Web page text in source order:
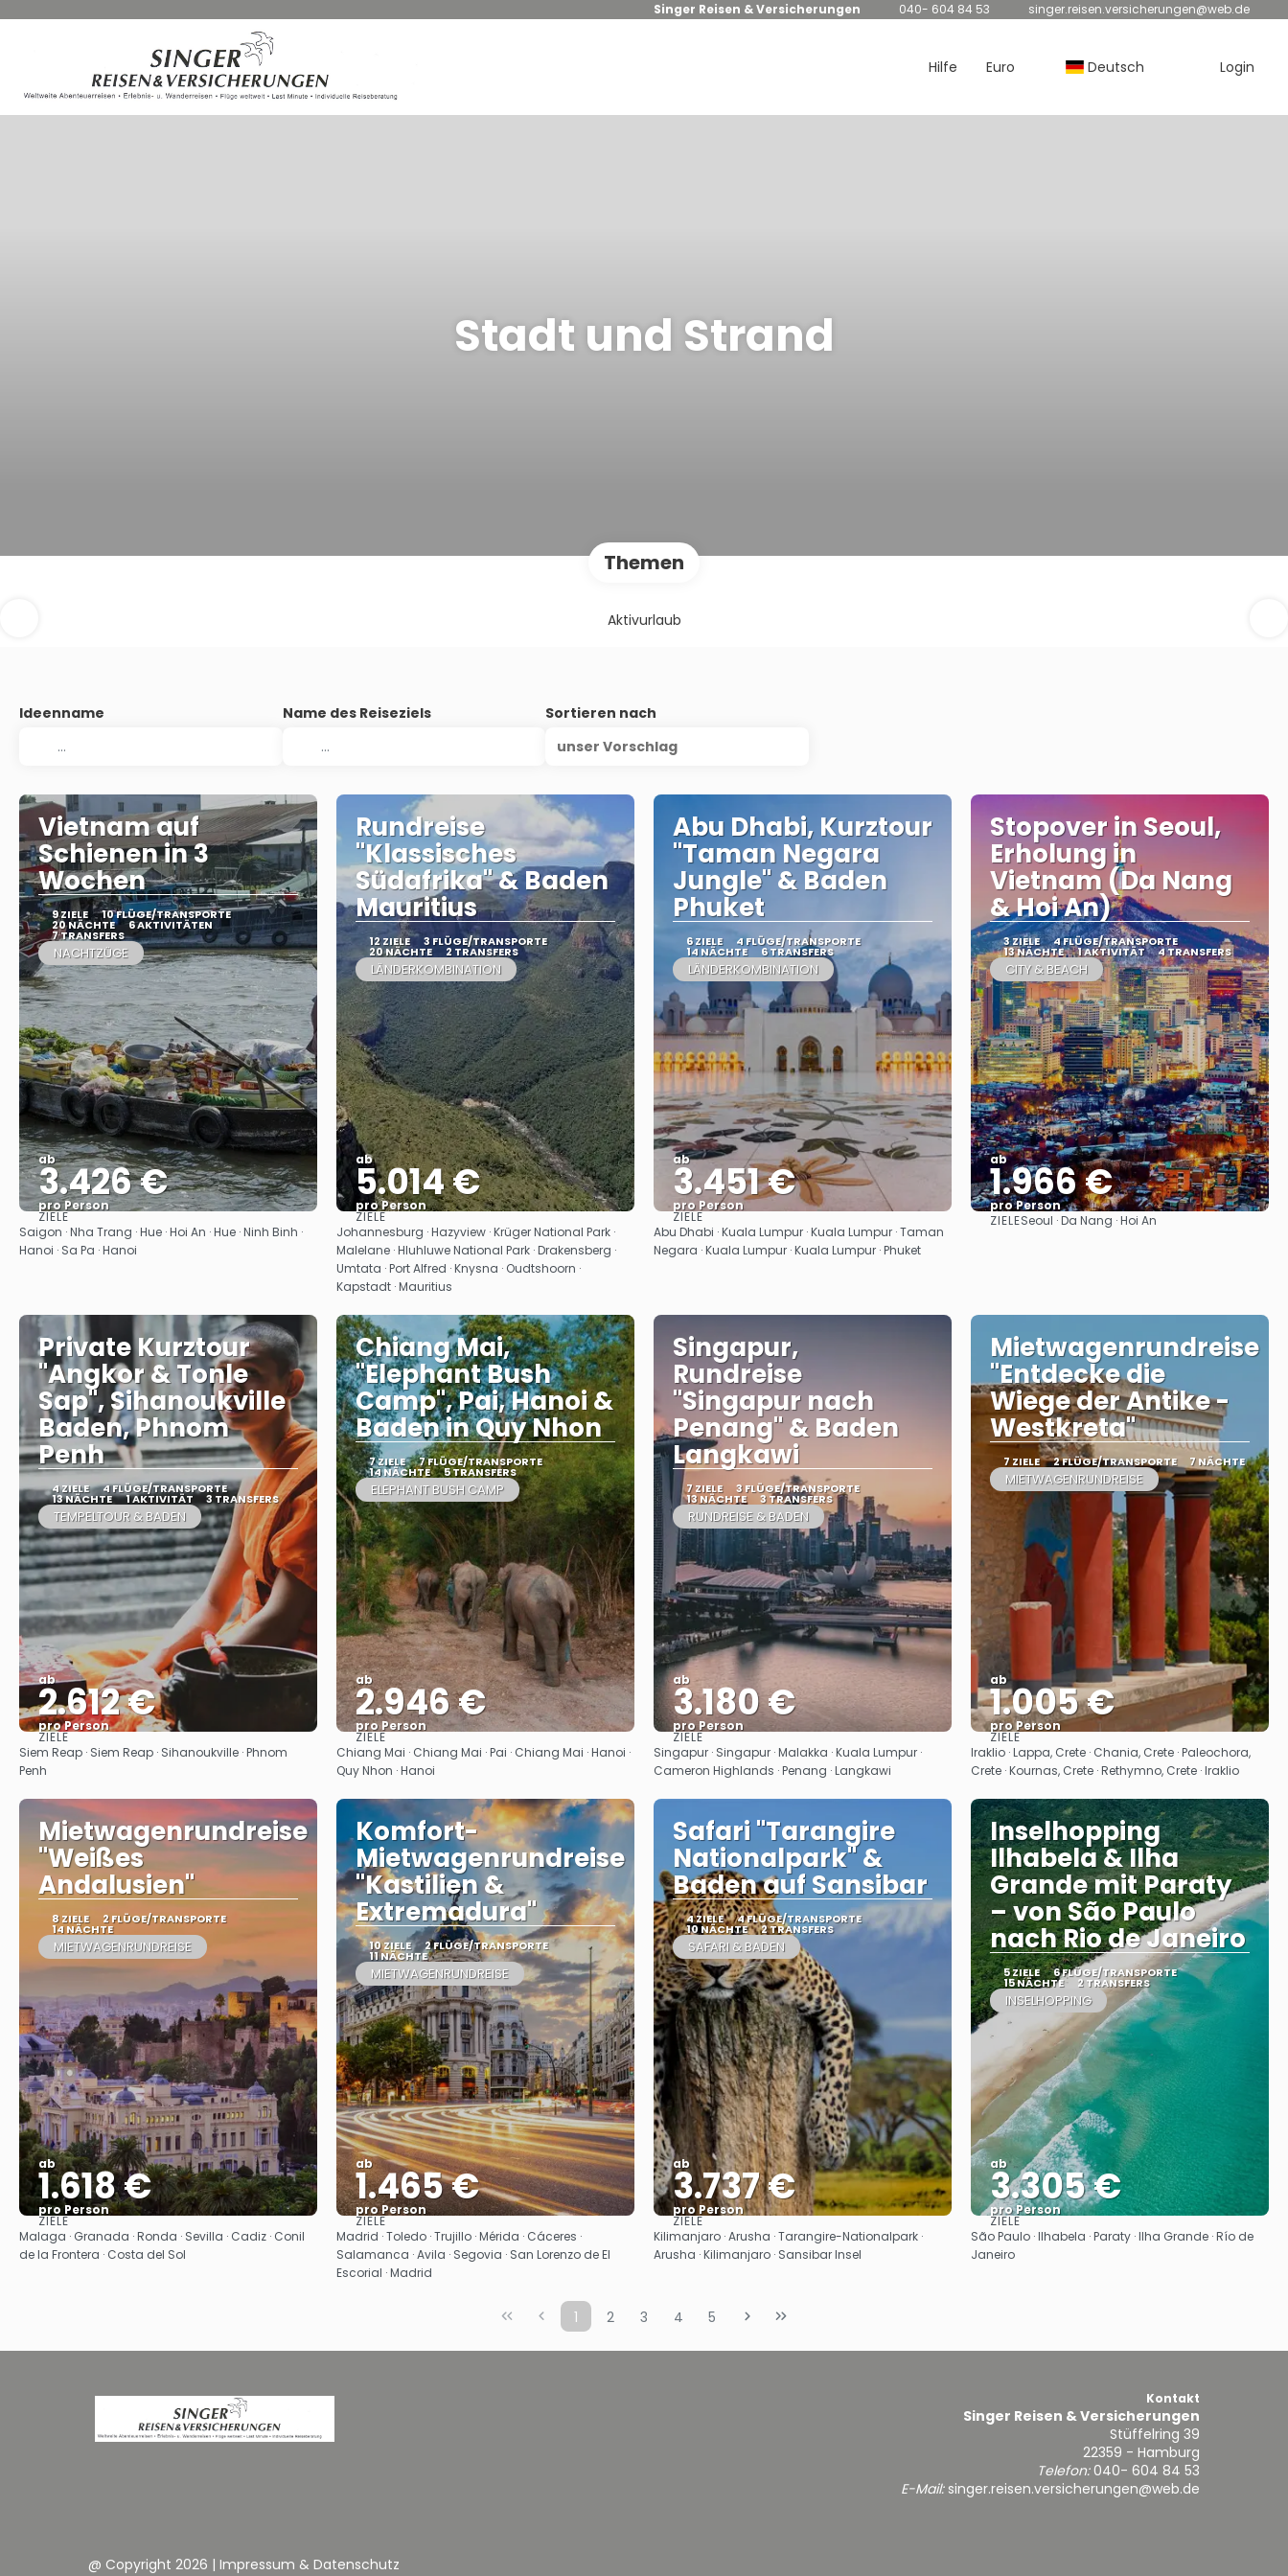
Singer Reisen & Versicherungen 040- 604 84 53 singer.reisen.versicherungen@web.de
Hilfe Euro Deutsch Login
Stadt und Strand
Themen
Aktivurlaub
Ideenname Name des Reiseziels
Sortieren nach
unser Vorschlag
Vietnam auf
Schienen in 3
Wochen
9 ZIELE 10 FLÜGE/TRANSPORTE
20 NÄCHTE 6 AKTIVITÄTEN
7 TRANSFERS
NACHTZÜGE
ab
3.426 €
pro Person
Sehen
ZIELE
Saigon · Nha Trang · Hue · Hoi An · Hue · Ninh Binh ·
Hanoi · Sa Pa · Hanoi
Rundreise
"Klassisches
Südafrika" & Baden
Mauritius
12 ZIELE 3 FLÜGE/TRANSPORTE
20 NÄCHTE 2 TRANSFERS
LÄNDERKOMBINATION
ab
5.014 €
pro Person
Sehen
ZIELE
Johannesburg · Hazyview · Krüger National Park ·
Malelane · Hluhluwe National Park · Drakensberg ·
Umtata · Port Alfred · Knysna · Oudtshoorn ·
Kapstadt · Mauritius
Abu Dhabi, Kurztour
"Taman Negara
Jungle" & Baden
Phuket
6 ZIELE 4 FLÜGE/TRANSPORTE
14 NÄCHTE 6 TRANSFERS
LÄNDERKOMBINATION
ab
3.451 €
pro Person
Sehen
ZIELE
Abu Dhabi · Kuala Lumpur · Kuala Lumpur · Taman
Negara · Kuala Lumpur · Kuala Lumpur · Phuket
Stopover in Seoul,
Erholung in
Vietnam (Da Nang
& Hoi An)
3 ZIELE 4 FLÜGE/TRANSPORTE
13 NÄCHTE 1 AKTIVITÄT 4 TRANSFERS
CITY & BEACH
ab
1.966 €
pro Person
Sehen
ZIELESeoul · Da Nang · Hoi An
Private Kurztour
"Angkor & Tonle
Sap", Sihanoukville
Baden, Phnom
Penh
4 ZIELE 4 FLÜGE/TRANSPORTE
13 NÄCHTE 1 AKTIVITÄT 3 TRANSFERS
TEMPELTOUR & BADEN
ab
2.612 €
pro Person
Sehen
ZIELE
Siem Reap · Siem Reap · Sihanoukville · Phnom
Penh
Chiang Mai,
"Elephant Bush
Camp", Pai, Hanoi &
Baden in Quy Nhon
7 ZIELE 7 FLÜGE/TRANSPORTE
14 NÄCHTE 5 TRANSFERS
ELEPHANT BUSH CAMP
ab
2.946 €
pro Person
Sehen
ZIELE
Chiang Mai · Chiang Mai · Pai · Chiang Mai · Hanoi ·
Quy Nhon · Hanoi
Singapur,
Rundreise
"Singapur nach
Penang" & Baden
Langkawi
7 ZIELE 3 FLÜGE/TRANSPORTE
13 NÄCHTE 3 TRANSFERS
RUNDREISE & BADEN
ab
3.180 €
pro Person
Sehen
ZIELE
Singapur · Singapur · Malakka · Kuala Lumpur ·
Cameron Highlands · Penang · Langkawi
Mietwagenrundreise
"Entdecke die
Wiege der Antike -
Westkreta"
7 ZIELE 2 FLÜGE/TRANSPORTE 7 NÄCHTE
MIETWAGENRUNDREISE
ab
1.005 €
pro Person
Sehen
ZIELE
Iraklio · Lappa, Crete · Chania, Crete · Paleochora,
Crete · Kournas, Crete · Rethymno, Crete · Iraklio
Mietwagenrundreise
"Weißes
Andalusien"
8 ZIELE 2 FLÜGE/TRANSPORTE
14 NÄCHTE
MIETWAGENRUNDREISE
ab
1.618 €
pro Person
Sehen
ZIELE
Malaga · Granada · Ronda · Sevilla · Cadiz · Conil
de la Frontera · Costa del Sol
Komfort-
Mietwagenrundreise
"Kastilien &
Extremadura"
10 ZIELE 2 FLÜGE/TRANSPORTE
11 NÄCHTE
MIETWAGENRUNDREISE
ab
1.465 €
pro Person
Sehen
ZIELE
Madrid · Toledo · Trujillo · Mérida · Cáceres‎ ·
Salamanca · Avila · Segovia · San Lorenzo de El
Escorial · Madrid
Safari "Tarangire
Nationalpark" &
Baden auf Sansibar
4 ZIELE 4 FLÜGE/TRANSPORTE
10 NÄCHTE 2 TRANSFERS
SAFARI & BADEN
ab
3.737 €
pro Person
Sehen
ZIELE
Kilimanjaro · Arusha · Tarangire-Nationalpark ·
Arusha · Kilimanjaro · Sansibar Insel
Inselhopping
Ilhabela & Ilha
Grande mit Paraty
– von São Paulo
nach Rio de Janeiro
5 ZIELE 6 FLÜGE/TRANSPORTE
15 NÄCHTE 2 TRANSFERS
INSELHOPPING
ab
3.305 €
pro Person
Sehen
ZIELE
São Paulo · Ilhabela · Paraty · Ilha Grande · Río de
Janeiro
1 2 3 4 5
Kontakt
Singer Reisen & Versicherungen
Stüffelring 39
22359 - Hamburg
Telefon:040- 604 84 53
E-Mail: singer.reisen.versicherungen@web.de
@ Copyright 2026 | Impressum & Datenschutz